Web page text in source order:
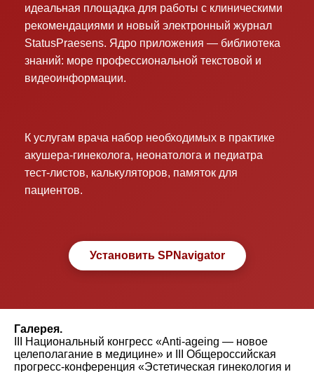
идеальная площадка для работы с клиническими
рекомендациями и новый электронный журнал
StatusPraesens. Ядро приложения — библиотека
знаний: море профессиональной текстовой и
видеоинформации.
К услугам врача набор необходимых в практике
акушера-гинеколога, неонатолога и педиатра
тест-листов, калькуляторов, памяток для
пациентов.
Установить SPNavigator
Галерея.
III Национальный конгресс «Anti-ageing — новое
целеполагание в медицине» и III Общероссийская
прогресс-конференция «Эстетическая гинекология и